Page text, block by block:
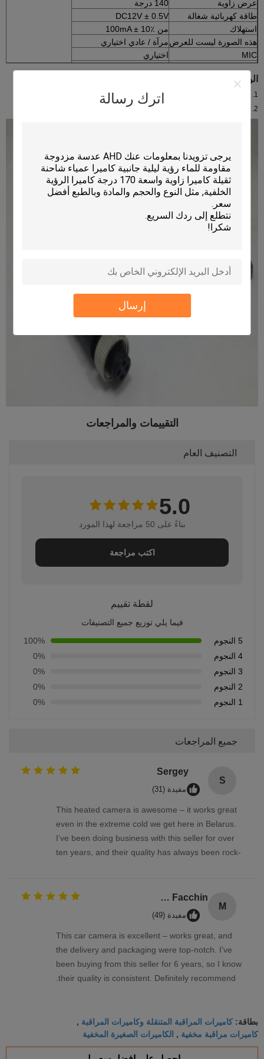
اترك رسالة
إرسال
عرض زاوية
140 درجة
طاقة كهربائية شغالة
DC12V ± 0.5V
استهلاك
من 100mA ± 10٪
هذه الصورة ليست للعرضمرآة / عادي اختياري
MIC
اختياري
الوضعية:
1. سيارة أجرة أو سيارة صغيرة ، حافلة
2. MDVR أو كاميرا الرؤية الخلفية
التقييمات والمراجعات
التصنيف العام
5.0
بناءً على 50 مراجعة لهذا المورد
اكتب مراجعة
لقطة تقييم
فيما يلي توزيع جميع التصنيفات
5 النجوم
100%
4 النجوم
0%
3 النجوم
0%
2 النجوم
0%
1 النجوم
0%
جميع المراجعات
S
Sergey
مفيدة (31)
This heated camera is awesome – it works great
even in the extreme cold we get here in Belarus.
I’ve been doing business with this seller for over
ten years, and their quality has always been rock-
M
Mr Marco Facchin
مفيدة (49)
This car camera is excellent – works great, and
the delivery and packaging were top-notch. I’ve
been buying from this seller for 6 years, so I know
their quality is consistent. Definitely recommend.
بطاقة: كاميرات المراقبة المتنقلة وكاميرات المراقبة ,
كاميرات مراقبة مخفية , الكاميرات الصغيرة المخفية